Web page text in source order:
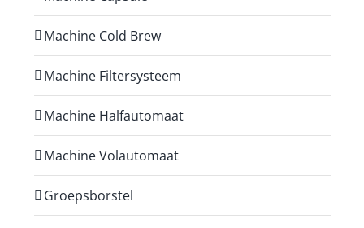
Machine Cold Brew
Machine Filtersysteem
Machine Halfautomaat
Machine Volautomaat
Groepsborstel